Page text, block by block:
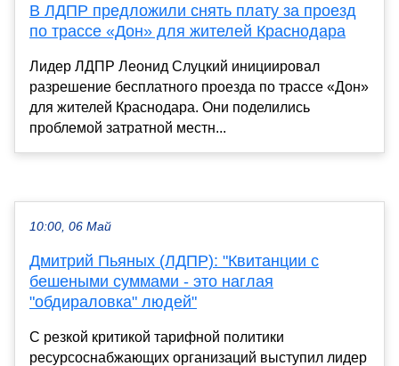
В ЛДПР предложили снять плату за проезд
по трассе «Дон» для жителей Краснодара
Лидер ЛДПР Леонид Слуцкий инициировал
разрешение бесплатного проезда по трассе «Дон»
для жителей Краснодара. Они поделились
проблемой затратной местн...
10:00, 06 Май
Дмитрий Пьяных (ЛДПР): "Квитанции с
бешеными суммами - это наглая
"обдираловка" людей"
С резкой критикой тарифной политики
ресурсоснабжающих организаций выступил лидер